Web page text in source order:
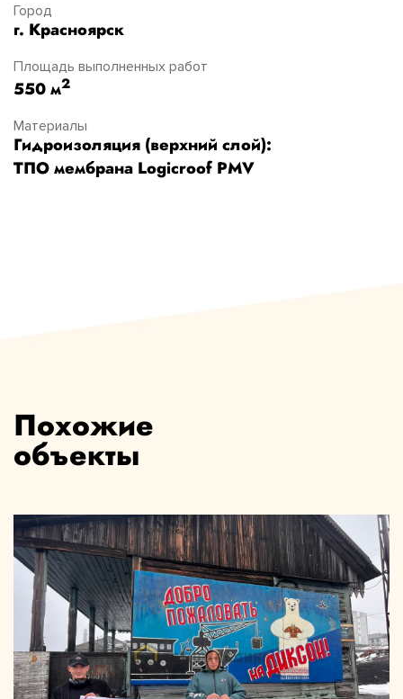
Город
г. Красноярск
Площадь выполненных работ
550 м2
Материалы
Гидроизоляция (верхний слой):
ТПО мембрана Logicroof PMV
Похожие
объекты